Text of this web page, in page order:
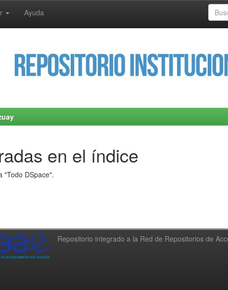
Ayuda
en el índice
"Todo DSpace".
Repositorio integrado a la Red de Repositorios de